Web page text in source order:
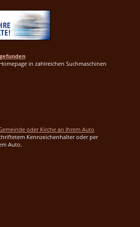
in zahlreichen Suchmaschinen
oder Kirche an Ihrem Auto
Kennzeichenhalter oder per
Auto.